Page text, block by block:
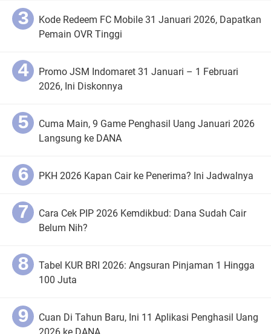
Kode Redeem FC Mobile 31 Januari 2026, Dapatkan
Pemain OVR Tinggi
Promo JSM Indomaret 31 Januari – 1 Februari
2026, Ini Diskonnya
Cuma Main, 9 Game Penghasil Uang Januari 2026
Langsung ke DANA
PKH 2026 Kapan Cair ke Penerima? Ini Jadwalnya
Cara Cek PIP 2026 Kemdikbud: Dana Sudah Cair
Belum Nih?
Tabel KUR BRI 2026: Angsuran Pinjaman 1 Hingga
100 Juta
Cuan Di Tahun Baru, Ini 11 Aplikasi Penghasil Uang